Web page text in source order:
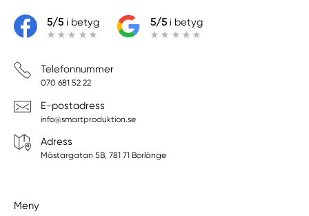
5/5i betyg 5/5i betyg
Telefonnummer
070 681 52 22
E-postadress
info@smartproduktion.se
Adress
Mästargatan 5B, 781 71 Borlänge
Meny